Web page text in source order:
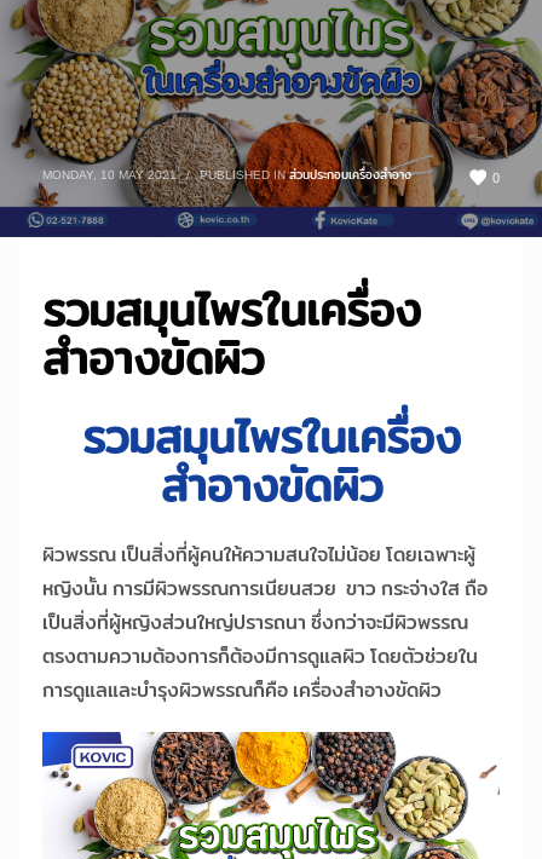
0
MONDAY, 10 MAY 2021 / PUBLISHED INส่วนประกอบเครื่องสำอาง
รวมสมุนไพรในเครื่อง
สำอางขัดผิว
รวมสมุนไพรในเครื่อง
สำอางขัดผิว
ผิวพรรณ เป็นสิ่งที่ผู้คนให้ความสนใจไม่น้อย โดยเฉพาะผู้
หญิงนั้น การมีผิวพรรณการเนียนสวย ขาว กระจ่างใส ถือ
เป็นสิ่งที่ผู้หญิงส่วนใหญ่ปรารถนา ซึ่งกว่าจะมีผิวพรรณ
ตรงตามความต้องการก็ต้องมีการดูแลผิว โดยตัวช่วยใน
การดูแลและบำรุงผิวพรรณก็คือ เครื่องสำอางขัดผิว